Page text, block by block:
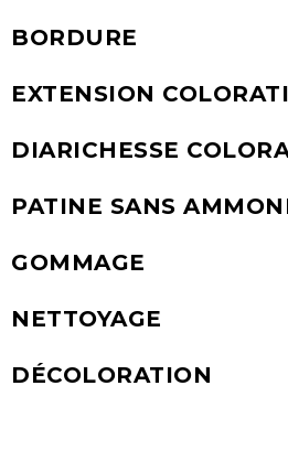
BORDURE
EXTENSION
DIARICHESSE
PATINE SANS
GOMMAGE
NETTOYAGE
DÉCOLORATION